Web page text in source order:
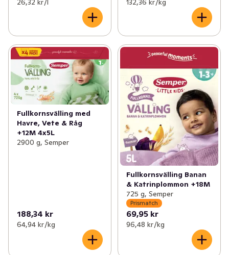
26,32 kr /l 132,36 kr /kg
Fullkornsvälling med
Havre, Vete & Råg
+12M 4x5L
2900 g, Semper
188,34 kr
64,94 kr /kg
Fullkornsvälling Banan
& Katrinplommon +18M
725 g, Semper
Prismatch
69,95 kr
96,48 kr /kg